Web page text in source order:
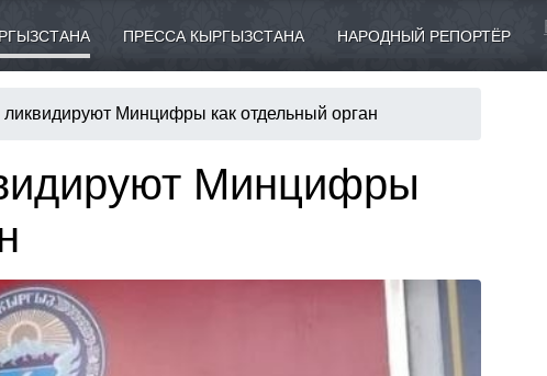
ПРЕССА КЫРГЫЗСТАНА НАРОДНЫЙ РЕПОРТЁР
ликвидируют Минцифры как отдельный орган
Минцифры